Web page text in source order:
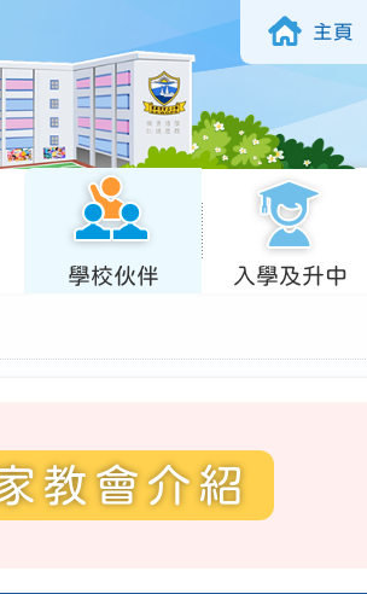
主頁
學校伙伴 入學及升中
教會介紹